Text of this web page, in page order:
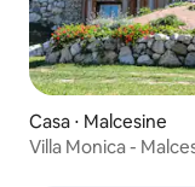
Casa ⋅ Malcesine
Villa Monica -